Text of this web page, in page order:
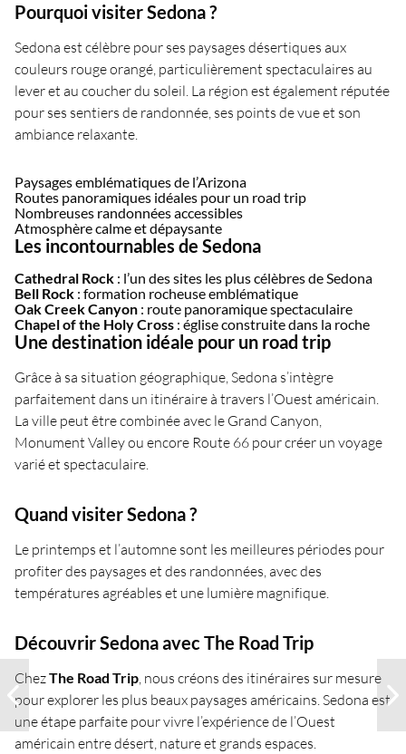
Pourquoi visiter Sedona ?
Sedona est célèbre pour ses paysages désertiques aux
couleurs rouge orangé, particulièrement spectaculaires au
lever et au coucher du soleil. La région est également réputée
pour ses sentiers de randonnée, ses points de vue et son
ambiance relaxante.
Paysages emblématiques de l’Arizona
Routes panoramiques idéales pour un road trip
Nombreuses randonnées accessibles
Atmosphère calme et dépaysante
Les incontournables de Sedona
Cathedral Rock : l’un des sites les plus célèbres de Sedona
Bell Rock : formation rocheuse emblématique
Oak Creek Canyon : route panoramique spectaculaire
Chapel of the Holy Cross : église construite dans la roche
Une destination idéale pour un road trip
Grâce à sa situation géographique, Sedona s’intègre
parfaitement dans un itinéraire à travers l’Ouest américain.
La ville peut être combinée avec le Grand Canyon,
Monument Valley ou encore Route 66 pour créer un voyage
varié et spectaculaire.
Quand visiter Sedona ?
Le printemps et l’automne sont les meilleures périodes pour
profiter des paysages et des randonnées, avec des
températures agréables et une lumière magnifique.
Découvrir Sedona avec The Road Trip
ChezThe Road Trip, nous créons des itinéraires sur mesure
pour explorer les plus beaux paysages américains. Sedona est
une étape parfaite pour vivre l’expérience de l’Ouest
américain entre désert, nature et grands espaces.